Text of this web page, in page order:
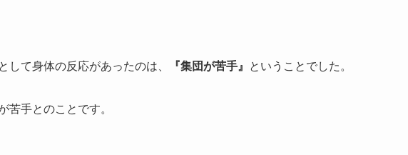
して身体の反応があったのは、 『集団が苦手』 ということでした。
苦手とのことです。